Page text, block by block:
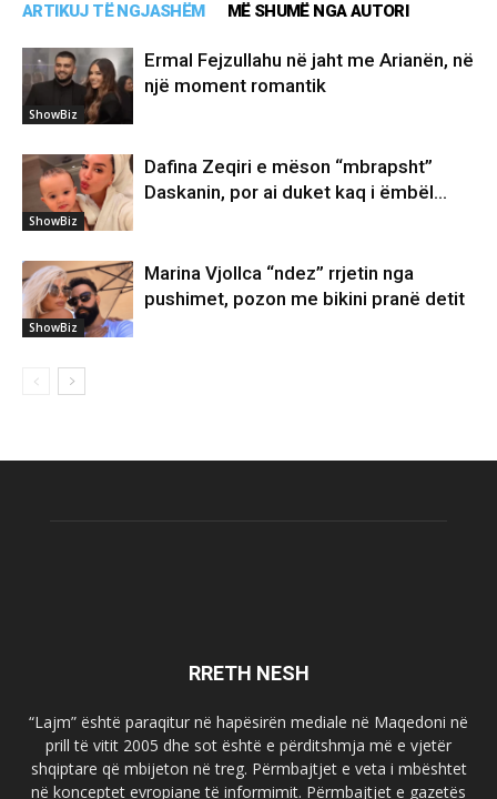
ARTIKUJ TË NGJASHËM MË SHUMË NGA AUTORI
ShowBiz
Ermal Fejzullahu në jaht me Arianën, në
një moment romantik
ShowBiz
Dafina Zeqiri e mëson “mbrapsht”
Daskanin, por ai duket kaq i ëmbël…
ShowBiz
Marina Vjollca “ndez” rrjetin nga
pushimet, pozon me bikini pranë detit
RRETH NESH
“Lajm” është paraqitur në hapësirën mediale në Maqedoni në
prill të vitit 2005 dhe sot është e përditshmja më e vjetër
shqiptare që mbijeton në treg. Përmbajtjet e veta i mbështet
në konceptet evropiane të informimit. Përmbajtjet e gazetës